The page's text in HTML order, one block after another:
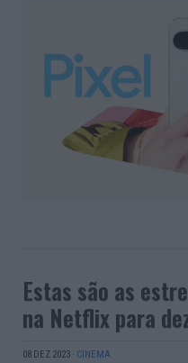
Estas são as
na Netflix para
08 DEZ 2023 · CINEMA